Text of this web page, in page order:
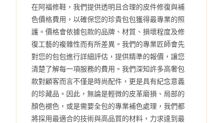
在阿福修鞋，我們提供透明且合理的皮件修復與補
色價格費用，以確保您的珍貴包包獲得最專業的照
護。價格會依據包款的品牌、材質、損壞程度及修
復工藝的複雜性而有所差異。我們的專業匠師會先
對您的包包進行詳細評估，提供精準的報價，讓您
清楚了解每一項服務的費用。我們深知許多高奢包
款對顧客而言不僅是時尚配件，更是具有紀念意義
的珍藏品。因此，無論是輕微的皮革磨損、局部的
顏色褪色，或是需要全包的專業補色處理，我們都
將採用最適合的技術與高品質的材料，力求達到最